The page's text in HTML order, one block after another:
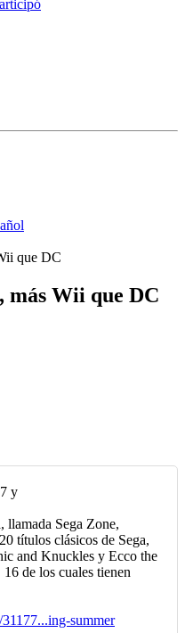
que DC
más Wii que DC
y
llamada Sega Zone,
títulos clásicos de Sega,
and Knuckles y Ecco the
de los cuales tienen
summer